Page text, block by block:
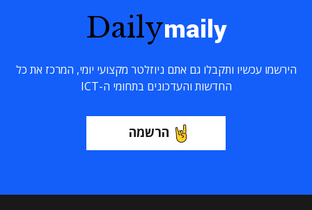
Dailymaily
הירשמו עכשיו ותקבלו גם אתם ניוזלטר מקצועי יומי, המרכז את כל
החדשות והעדכונים בתחומי ה-ICT
הרשמה